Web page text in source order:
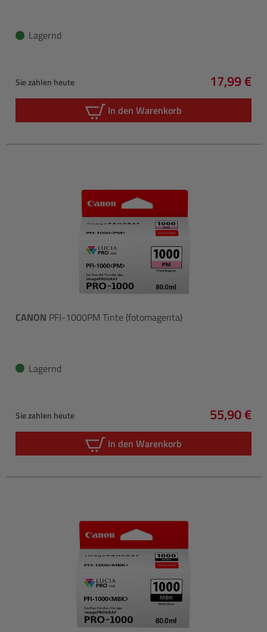
Lagernd
Sie zahlen heute 17,99 €
In den Warenkorb
CANON PFI-1000PM Tinte (fotomagenta)
Lagernd
Sie zahlen heute 55,90 €
In den Warenkorb